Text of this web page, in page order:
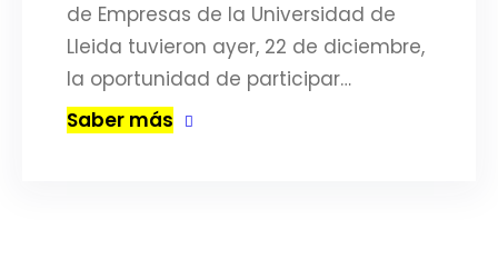
de Empresas de la Universidad de
Lleida tuvieron ayer, 22 de diciembre,
la oportunidad de participar…
Saber más